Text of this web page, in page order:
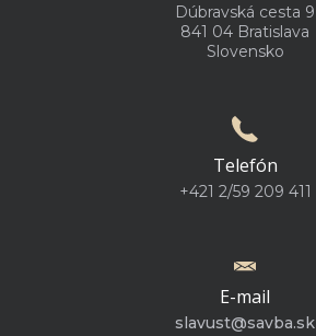
Dúbravská cesta 9
841 04 Bratislava
Slovensko
Telefón
+421 2/59 209 411
E-mail
slavust@savba.sk